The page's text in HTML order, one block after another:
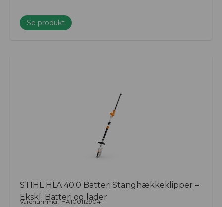
Se produkt
STIHL HLA 40.0 Batteri Stanghækkeklipper –
Ekskl. Batteri og lader
Varenummer: HA100112904